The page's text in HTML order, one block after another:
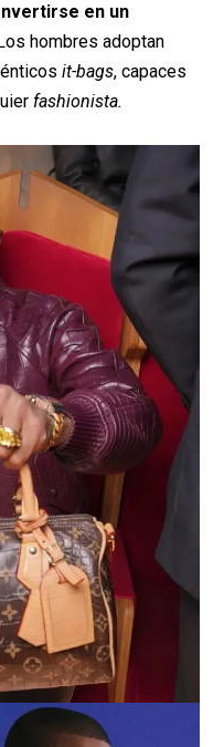
en un
Los hombres adoptan
it-bags, capaces
fashionista.